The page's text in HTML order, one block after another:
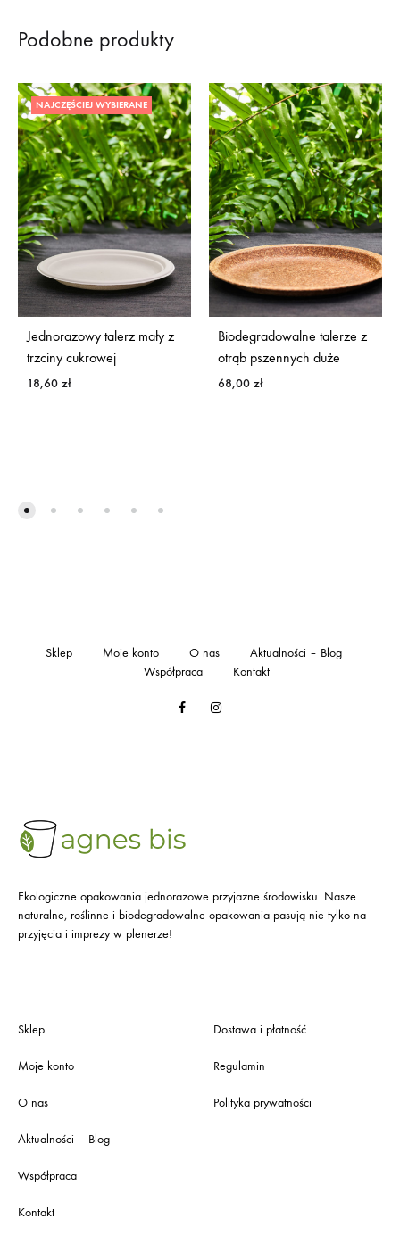
Podobne produkty
NAJCZĘŚCIEJ WYBIERANE
Jednorazowy talerz mały z
trzciny cukrowej
18,60 zł
Biodegradowalne talerze z
otrąb pszennych duże
68,00 zł
FacebookInstagram
Sklep Moje konto O nas
Aktualności – Blog
Współpraca
Kontakt
Ekologiczne opakowania jednorazowe przyjazne środowisku. Nasze
naturalne, roślinne i biodegradowalne opakowania pasują nie tylko na
przyjęcia i imprezy w plenerze!
Sklep
Moje konto
O nas
Aktualności – Blog
Współpraca
Kontakt
Dostawa i płatność
Regulamin
Polityka prywatności